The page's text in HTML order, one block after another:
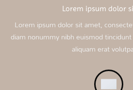
Lorem ipsum dolor
Lorem ipsum dolor sit amet,
diam nonummy nibh euismod
aliquam erat